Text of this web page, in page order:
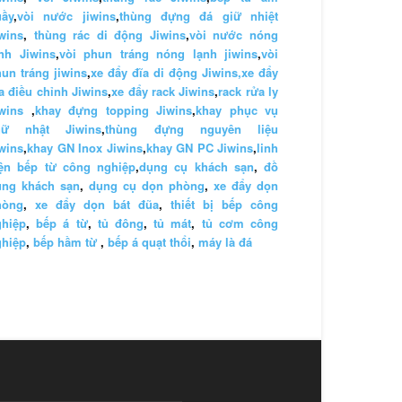
,vòi nước jiwins,thùng đựng đá giữ nhiệt
, thùng rác di động Jiwins,vòi nước nóng
Jiwins,vòi phun tráng nóng lạnh jiwins,vòi
tráng jiwins,xe đẩy đĩa di động Jiwins,xe đẩy
điều chỉnh Jiwins,xe đẩy rack Jiwins,rack rửa ly
,khay đựng topping Jiwins,khay phục vụ
nhật Jiwins,thùng đựng nguyên liệu
,khay GN Inox Jiwins,khay GN PC Jiwins,linh
bếp từ công nghiệp,dụng cụ khách sạn, đồ
khách sạn, dụng cụ dọn phòng, xe đẩy dọn
, xe đẩy dọn bát đũa, thiết bị bếp công
,bếp á từ, tủ đông,tủ mát, tủ cơm công
, bếp hầm từ , bếp á quạt thổi, máy là đá